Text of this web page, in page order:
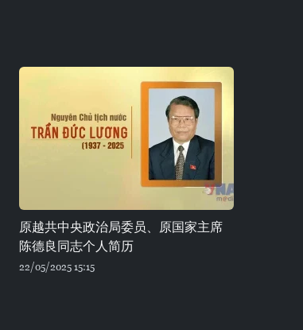
原越共中央政治局委员、原国家主席
陈德良同志个人简历
22/05/2025 15:15